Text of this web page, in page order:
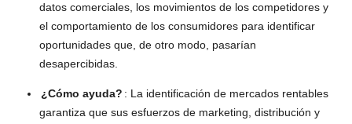
datos comerciales, los movimientos de los competidores y
el comportamiento de los consumidores para identificar
oportunidades que, de otro modo, pasarían
desapercibidas.
¿Cómo ayuda? : La identificación de mercados rentables
garantiza que sus esfuerzos de marketing, distribución y